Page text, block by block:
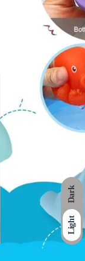
Dark
Light